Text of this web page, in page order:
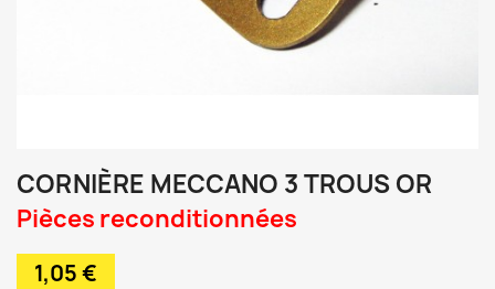
CORNIÈRE MECCANO 3 TROUS OR
Pièces reconditionnées
1,05 €